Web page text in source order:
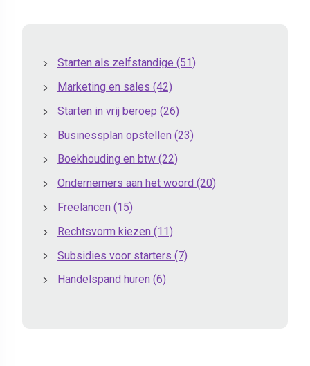
Starten als zelfstandige (51)
Marketing en sales (42)
Starten in vrij beroep (26)
Businessplan opstellen (23)
Boekhouding en btw (22)
Ondernemers aan het woord (20)
Freelancen (15)
Rechtsvorm kiezen (11)
Subsidies voor starters (7)
Handelspand huren (6)